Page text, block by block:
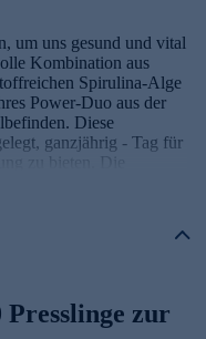
um uns gesund und vital
Kombination aus
Spirulina-Alge
Power-Duo aus der
Diese
ganzjährig - Tag für
zu bieten. Die
Mikroalgenpulver
im Wachstum natürlich
zur